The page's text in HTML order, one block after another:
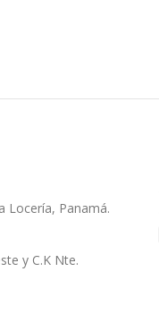
Locería, Panamá.
y C.K Nte.